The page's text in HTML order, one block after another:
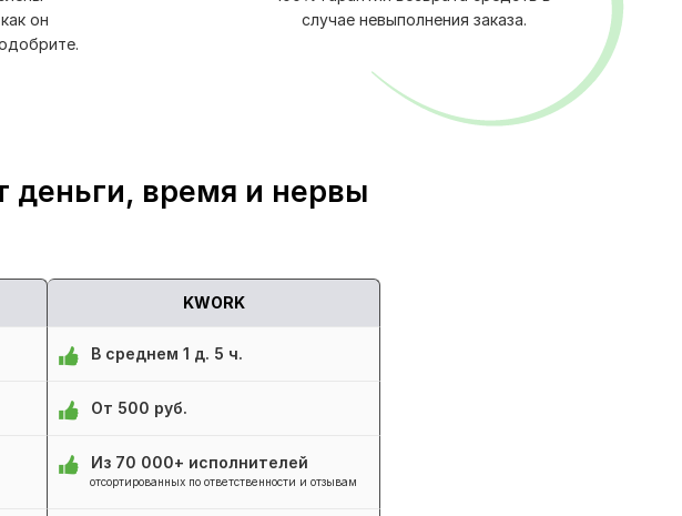
он
случае невыполнения заказа.
деньги, время и нервы
KWORK
В среднем 1 д. 5 ч.
От 500 руб.
Из 70 000+ исполнителей
отсортированных по ответственности и отзывам